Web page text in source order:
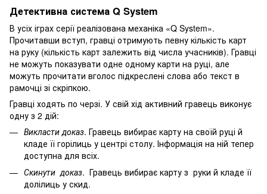
Детективна система Q System
В усіх іграх серії реалізована механіка «Q System».
Прочитавши вступ, гравці отримують певну кількість карт
на руку (кількість карт залежить від числа учасників). Гравці
не можуть показувати одне одному карти на руці, але
можуть прочитати вголос підкреслені слова або текст в
рамочці зі скріпкою.
Гравці ходять по черзі. У свій хід активний гравець виконує
одну з 2 дій:
Викласти доказ. Гравець вибирає карту на своїй руці й
кладе її горілиць у центрі столу. Інформація на ній тепер
доступна для всіх.
Скинути доказ. Гравець вибирає карту з руки й кладе її
долілиць у скид.